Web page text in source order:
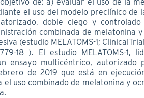
el uso del modelo preclínico de
doble ciego y
combinada de melatonina
(estudio MELATOMS-1;
18 ). El estudio MELATOMS-
ensayo multicéntrico, autorizado
de 2019 que está en
el uso combinado de melatonina y